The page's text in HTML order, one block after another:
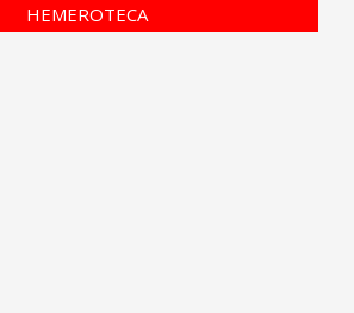
HEMEROTECA